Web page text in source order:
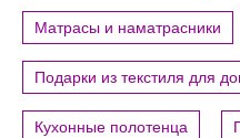
Матрасы и наматрасники
Подарки из текстиля для
Кухонные полотенца